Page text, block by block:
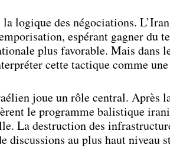
logique des négociations.
espérant gagner du
plus favorable. Mais dans
cette tactique comme
joue un rôle central. Après
le programme balistique
La destruction des
discussions au plus haut niveau